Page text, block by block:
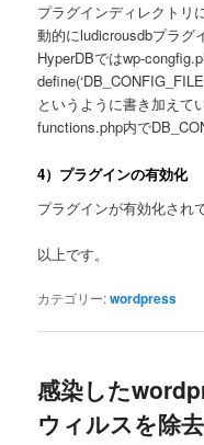
プラグインディレクトリ
動的にludicrousdbプラグ
HyperDBではwp-
というように書き加えて
functions.php内で
4）プラグインの有効化
プラグインが有効化され
以上です。
カテゴリー:wordpress
感染した
ウィルスを除